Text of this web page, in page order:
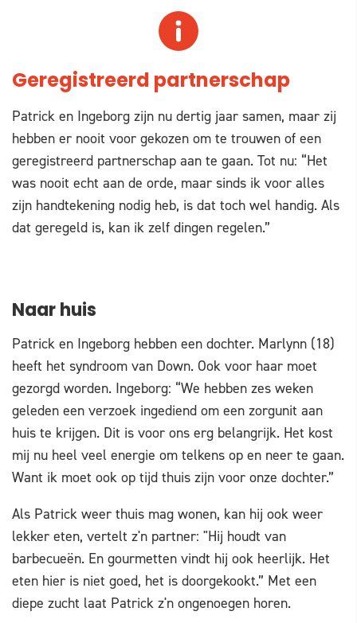
Geregistreerd partnerschap
Patrick en Ingeborg zijn nu dertig jaar samen, maar zij
hebben er nooit voor gekozen om te trouwen of een
geregistreerd partnerschap aan te gaan. Tot nu: “Het
was nooit echt aan de orde, maar sinds ik voor alles
zijn handtekening nodig heb, is dat toch wel handig. Als
dat geregeld is, kan ik zelf dingen regelen.”
Naar huis
Patrick en Ingeborg hebben een dochter. Marlynn (18)
heeft het syndroom van Down. Ook voor haar moet
gezorgd worden. Ingeborg: “We hebben zes weken
geleden een verzoek ingediend om een zorgunit aan
huis te krijgen. Dit is voor ons erg belangrijk. Het kost
mij nu heel veel energie om telkens op en neer te gaan.
Want ik moet ook op tijd thuis zijn voor onze dochter.”
Als Patrick weer thuis mag wonen, kan hij ook weer
lekker eten, vertelt z'n partner: "Hij houdt van
barbecueën. En gourmetten vindt hij ook heerlijk. Het
eten hier is niet goed, het is doorgekookt.” Met een
diepe zucht laat Patrick z'n ongenoegen horen.